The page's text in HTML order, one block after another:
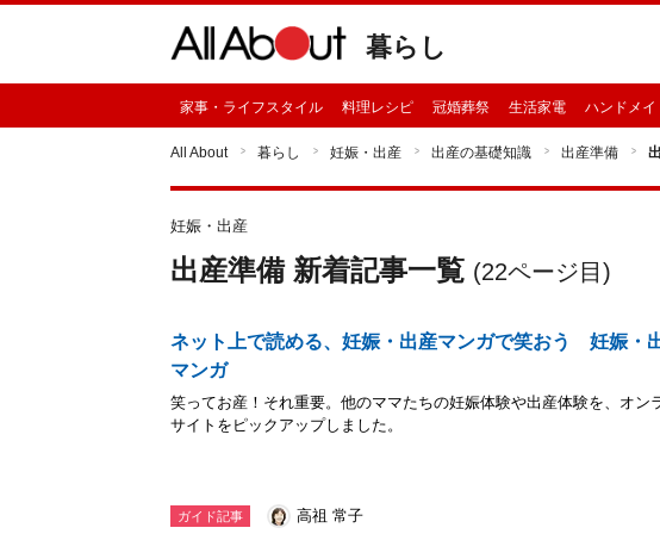
暮らし
家事・ライフスタイル 料理レシピ 冠婚葬祭 生活家電 ハンドメイ
All About 暮らし 妊娠・出産 出産の基礎知識 出産準備
妊娠・出産
出産準備 新着記事一覧 (22ページ目)
ネット上で読める、妊娠・出産マンガで笑おう 妊娠・
マンガ
笑ってお産！それ重要。他のママたちの妊娠体験や出産体験を、オン
サイトをピックアップしました。
ガイド記事
高祖 常子